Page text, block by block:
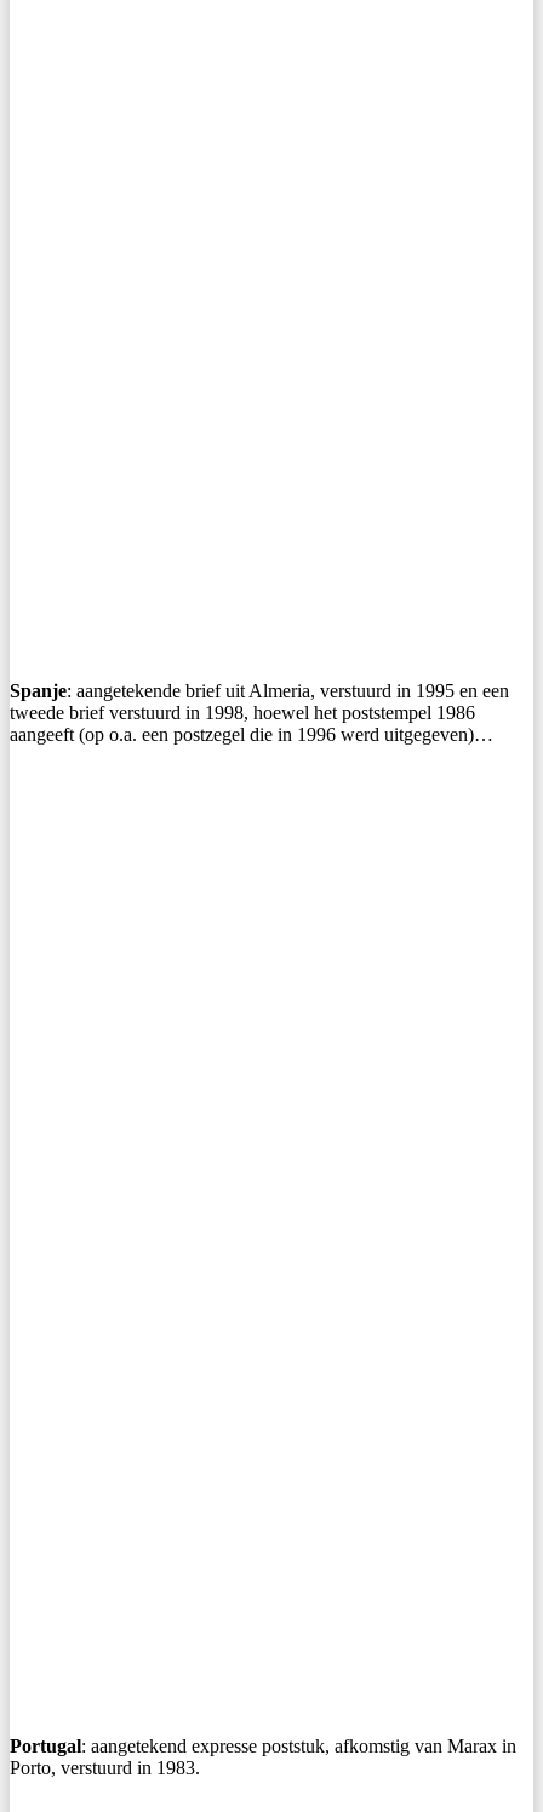
Spanje: aangetekende brief uit Almeria, verstuurd in 1995 en een
tweede brief verstuurd in 1998, hoewel het poststempel 1986
aangeeft (op o.a. een postzegel die in 1996 werd uitgegeven)…
Portugal: aangetekend expresse poststuk, afkomstig van Marax in
Porto, verstuurd in 1983.